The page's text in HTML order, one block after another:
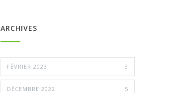
ARCHIVES
FÉVRIER 2023 3
DÉCEMBRE 2022 5